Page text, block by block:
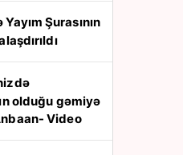
В ОАЭ произошло
жестокое убийство
olduğu gəmiyə
Video